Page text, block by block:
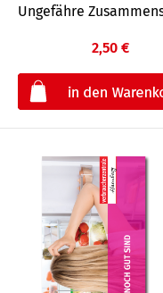
Ungefähre
2,50 €